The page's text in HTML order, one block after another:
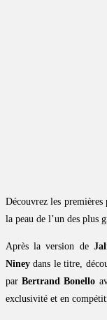
Découvrez les premières
la peau de l’un des plus
Après la version de
Niney dans le titre,
parBertrand Bonello
exclusivité et en